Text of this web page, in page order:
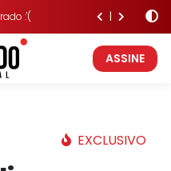
:'(
ASSINE
EXCLUSIVO